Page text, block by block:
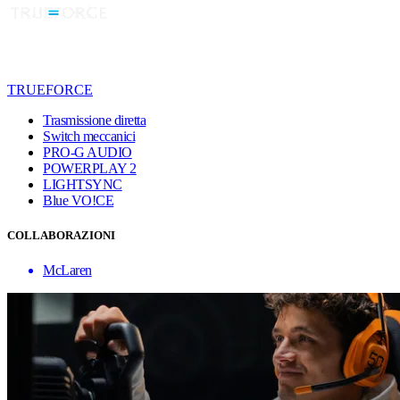
TRUEFORCE
Trasmissione diretta
Switch meccanici
PRO-G AUDIO
POWERPLAY 2
LIGHTSYNC
Blue VO!CE
COLLABORAZIONI
McLaren